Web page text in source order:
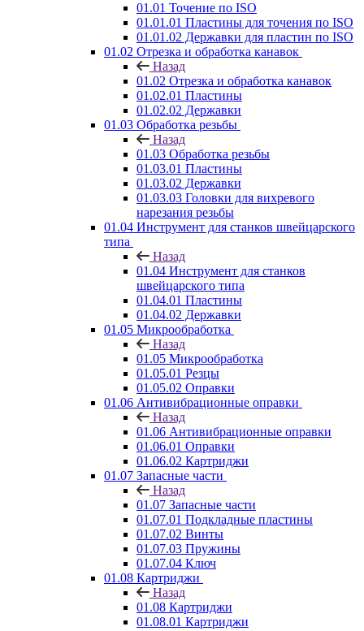
01.01 Точение по ISO
01.01.01 Пластины для точения по ISO
01.01.02 Державки для пластин по ISO
01.02 Отрезка и обработка канавок
Назад
01.02 Отрезка и обработка канавок
01.02.01 Пластины
01.02.02 Державки
01.03 Обработка резьбы
Назад
01.03 Обработка резьбы
01.03.01 Пластины
01.03.02 Державки
01.03.03 Головки для вихревого
нарезания резьбы
01.04 Инструмент для станков швейцарского
типа
Назад
01.04 Инструмент для станков
швейцарского типа
01.04.01 Пластины
01.04.02 Державки
01.05 Микрообработка
Назад
01.05 Микрообработка
01.05.01 Резцы
01.05.02 Оправки
01.06 Антивибрационные оправки
Назад
01.06 Антивибрационные оправки
01.06.01 Оправки
01.06.02 Картриджи
01.07 Запасные части
Назад
01.07 Запасные части
01.07.01 Подкладные пластины
01.07.02 Винты
01.07.03 Пружины
01.07.04 Ключ
01.08 Картриджи
Назад
01.08 Картриджи
01.08.01 Картриджи